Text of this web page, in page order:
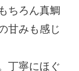
ちろん真鯛
甘みも感じ
丁寧にほぐ